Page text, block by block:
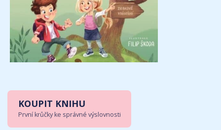
KOUPIT KNIHU
První krůčky ke správné výslovnosti